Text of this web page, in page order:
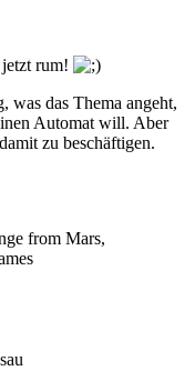
rum!
das Thema angeht,
Automat will. Aber
zu beschäftigen.
from Mars,